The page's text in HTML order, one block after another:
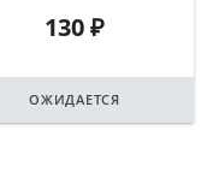
130₽
ОЖИДАЕТСЯ